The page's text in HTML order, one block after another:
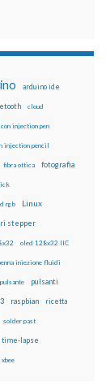
arduino ide
cloud
injection pen
injection pencil
fibra ottica fotografia
rgb Linux
stepper
oled 128x32 IIC
iniezione fluidi
pulsante pulsanti
raspbian ricetta
solder past
time-lapse
xbee